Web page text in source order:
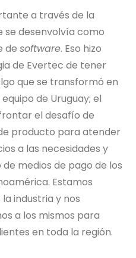
a través de la
se desenvolvía como
desoftware. Eso hizo
de Evertec de tener
que se transformó en
de Uruguay; el
el desafío de
producto para atender
a las necesidades y
medios de pago de los
Estamos
industria y nos
a los mismos para
en toda la región.